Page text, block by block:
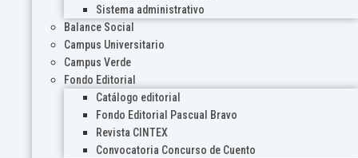
Sistema administrativo
Balance Social
Campus Universitario
Campus Verde
Fondo Editorial
Catálogo editorial
Fondo Editorial Pascual Bravo
Revista CINTEX
Convocatoria Concurso de Cuento